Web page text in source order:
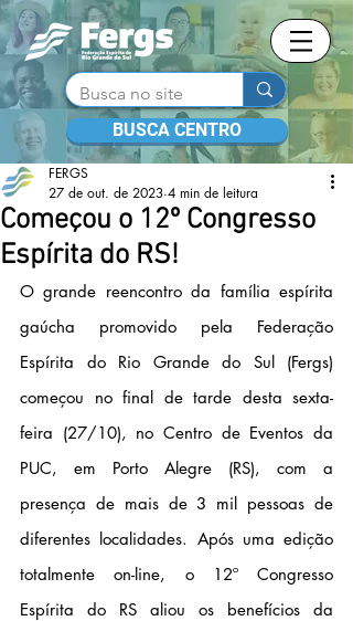
BUSCA CENTRO
Começou o 12º Congresso
Espírita do RS!
FERGS
27 de out. de 2023 4 min de leitura
O grande reencontro da família espírita
gaúcha promovido pela Federação
Espírita do Rio Grande do Sul (Fergs)
começou no final de tarde desta sexta-
feira (27/10), no Centro de Eventos da
PUC, em Porto Alegre (RS), com a
presença de mais de 3 mil pessoas de
diferentes localidades. Após uma edição
totalmente on-line, o 12º Congresso
Espírita do RS aliou os benefícios da